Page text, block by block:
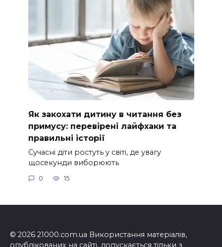
Як закохати дитину в читання без
примусу: перевірені лайфхаки та
правильні історії
Сучасні діти ростуть у світі, де увагу
щосекунди виборюють
0 15
© 2026 21000.com.ua Використання матеріалів,
опублікованих на сайті, допускається тільки з